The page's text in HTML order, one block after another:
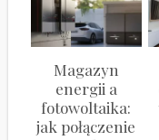
Magazyn
energii a
fotowoltaika:
jak połączenie